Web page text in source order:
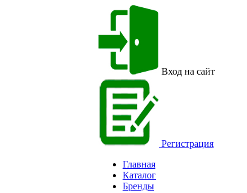
Вход на сайт
Регистрация
Главная
Каталог
Бренды